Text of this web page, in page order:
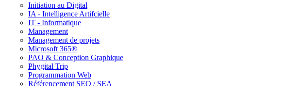
Initiation au Digital
IA - Intelligence Artifcielle
IT - Informatique
Management
Management de projets
Microsoft 365®
PAO & Conception Graphique
Phygital Trip
Programmation Web
Référencement SEO / SEA